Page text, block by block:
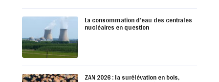
La consommation d’eau des centrales
nucléaires en question
ZAN 2026 : la surélévation en bois,